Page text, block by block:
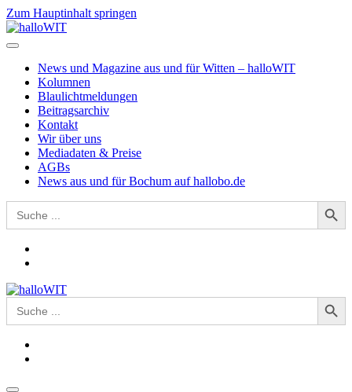
Zum Hauptinhalt springen
News und Magazine aus und für Witten – halloWIT
Kolumnen
Blaulichtmeldungen
Beitragsarchiv
Kontakt
Wir über uns
Mediadaten & Preise
AGBs
News aus und für Bochum auf hallobo.de
Search
for:
Search Button
Search
for:
Search Button